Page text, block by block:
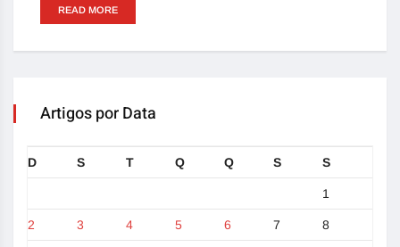
READ MORE
Artigos por Data
D S T Q Q S S
1
2 3 4 5 6 7 8